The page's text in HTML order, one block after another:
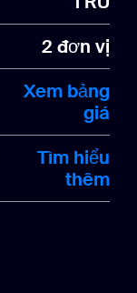
2 đơn vị
Xem bảng
giá
Tìm hiểu
thêm